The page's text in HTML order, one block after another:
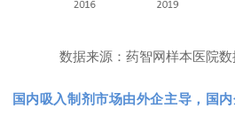
数据来源：药智网样本医院
国内吸入制剂市场由外企主导，国